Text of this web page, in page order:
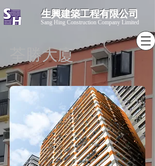
生興建築工程有限公司
​Sang Hing Construction Company Limited
荃勝大廈